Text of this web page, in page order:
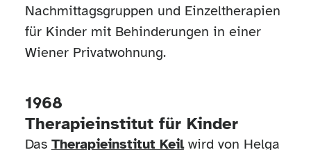
Nachmittagsgruppen und Einzeltherapien
für Kinder mit Behinderungen in einer
Wiener Privatwohnung.
1968
Therapieinstitut für Kinder
Das Therapieinstitut Keilwird von Helga